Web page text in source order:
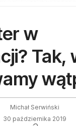
w
Tak,
Michał Serwiński
30 października 2019